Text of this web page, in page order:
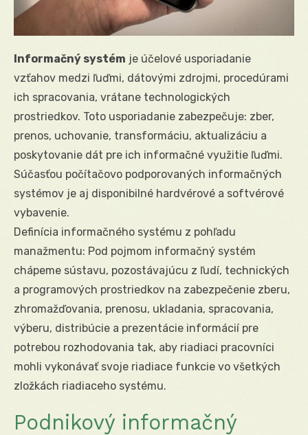
Informačný systém je účelové usporiadanie
vzťahov medzi ľuďmi, dátovými zdrojmi, procedúrami
ich spracovania, vrátane technologických
prostriedkov. Toto usporiadanie zabezpečuje: zber,
prenos, uchovanie, transformáciu, aktualizáciu a
poskytovanie dát pre ich informačné využitie ľuďmi.
Súčasťou počítačovo podporovaných informačných
systémov je aj disponibilné hardvérové a softvérové
vybavenie.
Definícia informačného systému z pohľadu
manažmentu: Pod pojmom informačný systém
chápeme sústavu, pozostávajúcu z ľudí, technických
a programových prostriedkov na zabezpečenie zberu,
zhromažďovania, prenosu, ukladania, spracovania,
výberu, distribúcie a prezentácie informácií pre
potrebou rozhodovania tak, aby riadiaci pracovníci
mohli vykonávať svoje riadiace funkcie vo všetkých
zložkách riadiaceho systému.
Podnikový informačný